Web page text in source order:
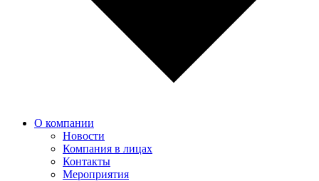
О компании
Новости
Компания в лицах
Контакты
Мероприятия